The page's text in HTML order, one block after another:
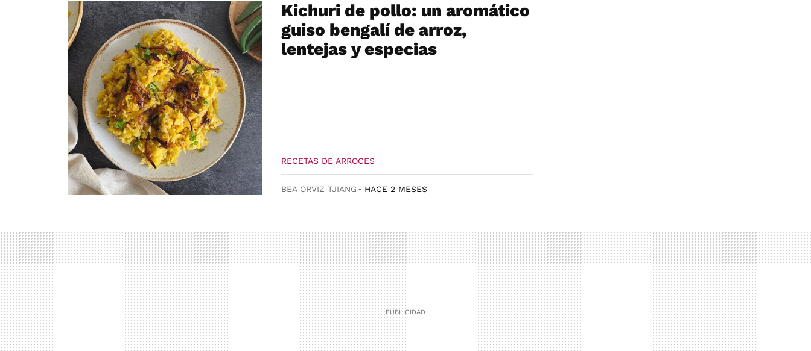
Kichuri de pollo: un aromático
guiso bengalí de arroz,
lentejas y especias
RECETAS DE ARROCES
BEA ORVIZ TJIANG HACE 2 MESES